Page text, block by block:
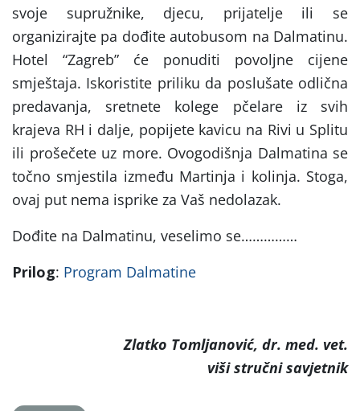
svoje supružnike, djecu, prijatelje ili se
organizirajte pa dođite autobusom na Dalmatinu.
Hotel “Zagreb” će ponuditi povoljne cijene
smještaja. Iskoristite priliku da poslušate odlična
predavanja, sretnete kolege pčelare iz svih
krajeva RH i dalje, popijete kavicu na Rivi u Splitu
ili prošečete uz more. Ovogodišnja Dalmatina se
točno smjestila između Martinja i kolinja. Stoga,
ovaj put nema isprike za Vaš nedolazak.
Dođite na Dalmatinu, veselimo se……………
Prilog: Program Dalmatine
Zlatko Tomljanović, dr. med. vet.
viši stručni savjetnik